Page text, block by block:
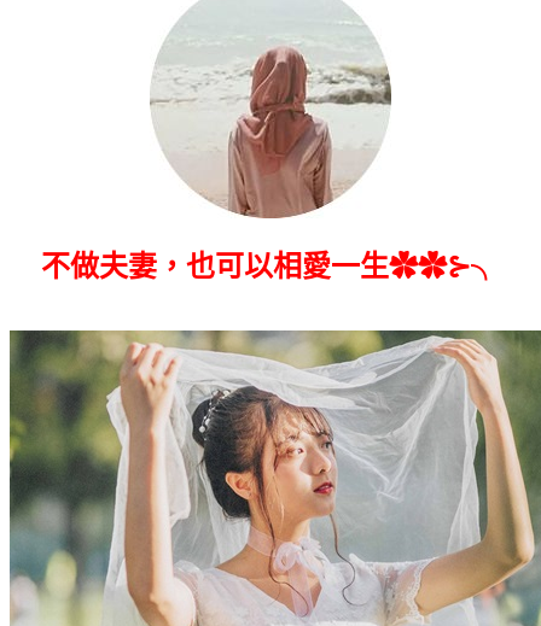
不做夫妻，也可以相愛一生✿✿⊱╮